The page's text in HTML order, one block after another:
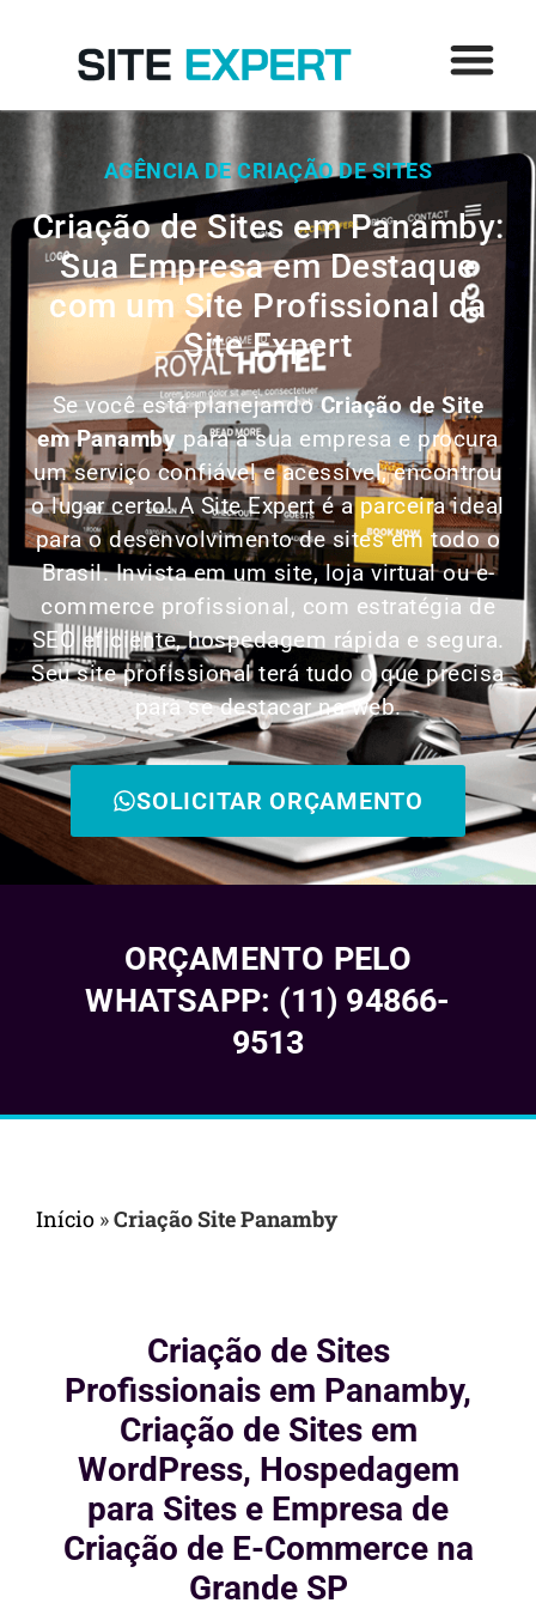
AGÊNCIA DE CRIAÇÃO DE SITES
Criação de Sites em Panamby:
Sua Empresa em Destaque
com um Site Profissional da
Site Expert
Se você está planejandoCriação de Site
emPanamby para a sua empresa e procura
um serviço confiável e acessível, encontrou
o lugar certo! A Site Expert é a parceira ideal
para o desenvolvimento de sites em todo o
Brasil. Invista em um site, loja virtual ou e-
commerce profissional, com estratégia de
SEO eficiente, hospedagem rápida e segura.
Seu site profissional terá tudo o que precisa
para se destacar na web.
SOLICITAR ORÇAMENTO
ORÇAMENTO PELO
WHATSAPP: (11) 94866-
9513
Início »Criação Site Panamby
Criação de Sites
Profissionais em Panamby,
Criação de Sites em
WordPress, Hospedagem
para Sites e Empresa de
Criação de E-Commerce na
Grande SP